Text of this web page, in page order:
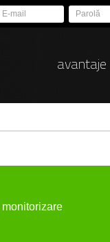
avantaje